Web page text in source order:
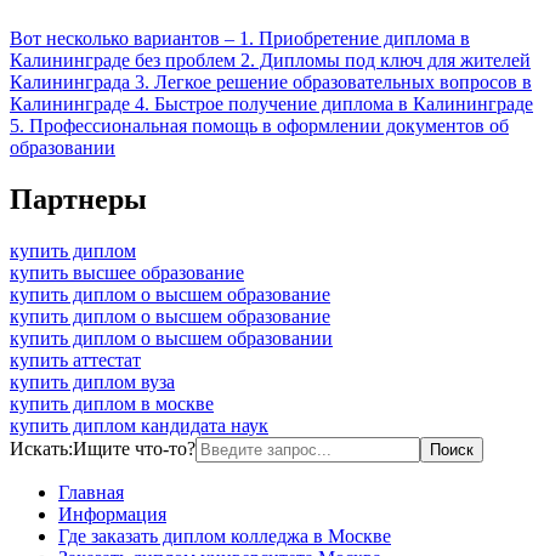
Вот несколько вариантов – 1. Приобретение диплома в
Калининграде без проблем 2. Дипломы под ключ для жителей
Калининграда 3. Легкое решение образовательных вопросов в
Калининграде 4. Быстрое получение диплома в Калининграде
5. Профессиональная помощь в оформлении документов об
образовании
Партнеры
купить диплом
купить высшее образование
купить диплом о высшем образование
купить диплом о высшем образование
купить диплом о высшем образовании
купить аттестат
купить диплом вуза
купить диплом в москве
купить диплом кандидата наук
Искать:Ищите что-то?
Главная
Информация
Где заказать диплом колледжа в Москве